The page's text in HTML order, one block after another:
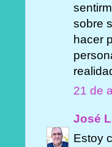
sobre
hacer
21 de
José
Estoy